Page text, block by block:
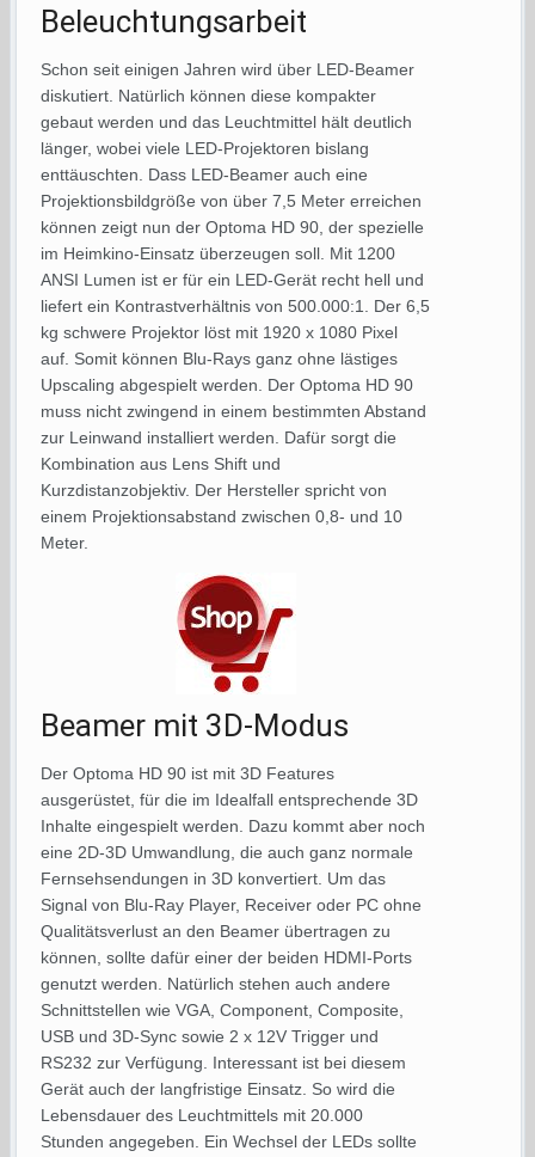
Beleuchtungsarbeit
Schon seit einigen Jahren wird über LED-Beamer
diskutiert. Natürlich können diese kompakter
gebaut werden und das Leuchtmittel hält deutlich
länger, wobei viele LED-Projektoren bislang
enttäuschten. Dass LED-Beamer auch eine
Projektionsbildgröße von über 7,5 Meter erreichen
können zeigt nun der Optoma HD 90, der spezielle
im Heimkino-Einsatz überzeugen soll. Mit 1200
ANSI Lumen ist er für ein LED-Gerät recht hell und
liefert ein Kontrastverhältnis von 500.000:1. Der 6,5
kg schwere Projektor löst mit 1920 x 1080 Pixel
auf. Somit können Blu-Rays ganz ohne lästiges
Upscaling abgespielt werden. Der Optoma HD 90
muss nicht zwingend in einem bestimmten Abstand
zur Leinwand installiert werden. Dafür sorgt die
Kombination aus Lens Shift und
Kurzdistanzobjektiv. Der Hersteller spricht von
einem Projektionsabstand zwischen 0,8- und 10
Meter.
Beamer mit 3D-Modus
Der Optoma HD 90 ist mit 3D Features
ausgerüstet, für die im Idealfall entsprechende 3D
Inhalte eingespielt werden. Dazu kommt aber noch
eine 2D-3D Umwandlung, die auch ganz normale
Fernsehsendungen in 3D konvertiert. Um das
Signal von Blu-Ray Player, Receiver oder PC ohne
Qualitätsverlust an den Beamer übertragen zu
können, sollte dafür einer der beiden HDMI-Ports
genutzt werden. Natürlich stehen auch andere
Schnittstellen wie VGA, Component, Composite,
USB und 3D-Sync sowie 2 x 12V Trigger und
RS232 zur Verfügung. Interessant ist bei diesem
Gerät auch der langfristige Einsatz. So wird die
Lebensdauer des Leuchtmittels mit 20.000
Stunden angegeben. Ein Wechsel der LEDs sollte